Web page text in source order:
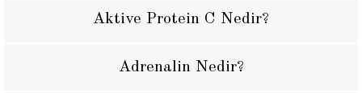
Aktive Protein C Nedir?
Adrenalin Nedir?